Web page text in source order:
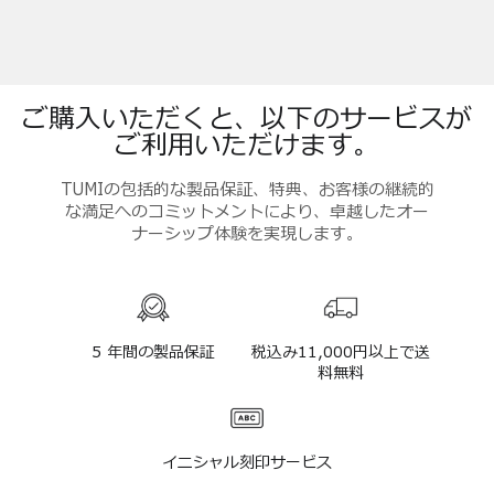
ご購入いただくと、以下のサービスが
ご利用いただけます。
TUMIの包括的な製品保証、特典、お客様の継続的
な満足へのコミットメントにより、卓越したオー
ナーシップ体験を実現します。
5 年間の製品保証
税込み11,000円以上で送
料無料
イニシャル刻印サービス